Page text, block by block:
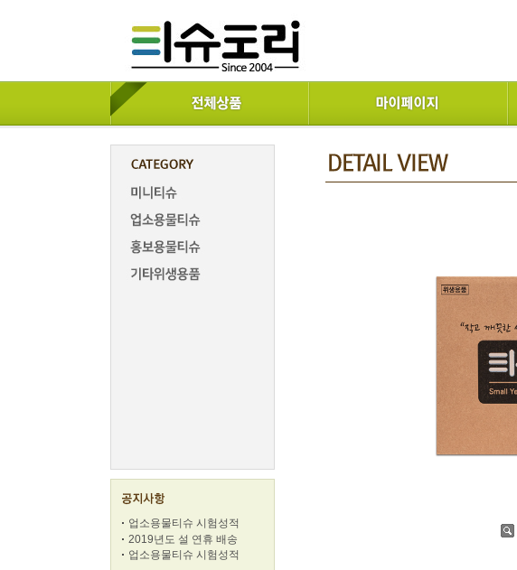
업소용물티슈 시험성적
2019년도 설 연휴 배송
업소용물티슈 시험성적